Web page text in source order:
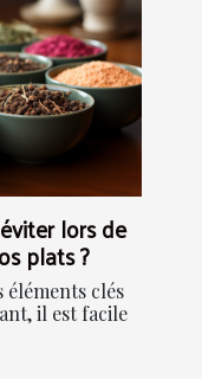
lors de
plats ?
éléments clés
il est facile